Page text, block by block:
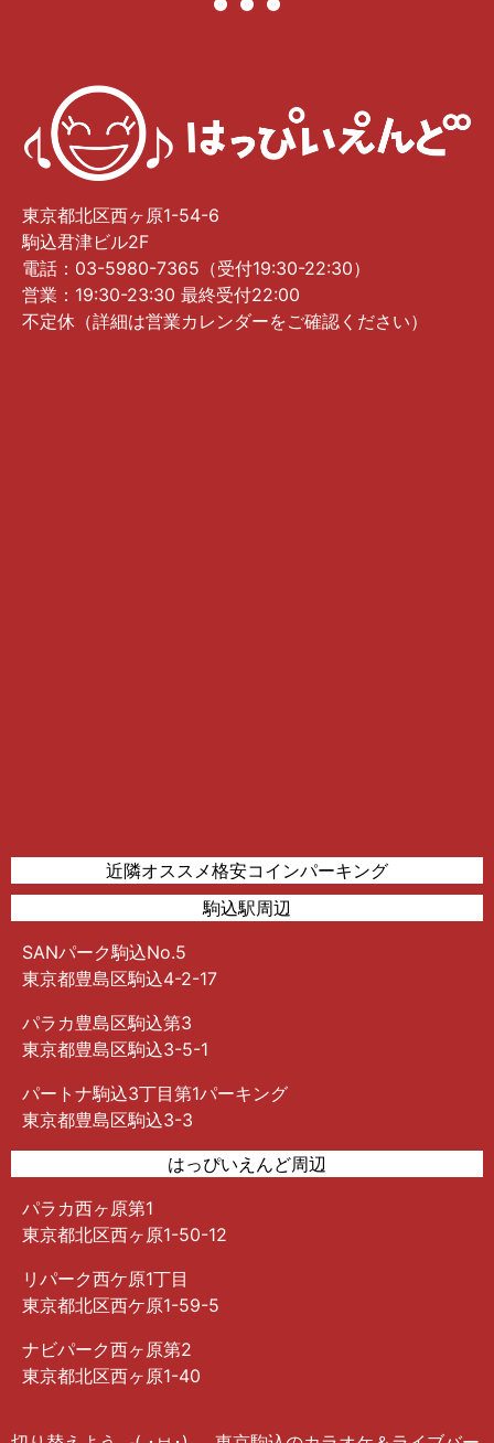
東京都北区西ヶ原1-54-6
駒込君津ビル2F
電話：03-5980-7365（受付19:30-22:30）
営業：19:30-23:30 最終受付22:00
不定休（詳細は営業カレンダーをご確認ください）
近隣オススメ格安コインパーキング
駒込駅周辺
SANパーク駒込No.5
東京都豊島区駒込4-2-17
パラカ豊島区駒込第3
東京都豊島区駒込3-5-1
パートナ駒込3丁目第1パーキング
東京都豊島区駒込3-3
はっぴいえんど周辺
パラカ西ヶ原第1
東京都北区西ヶ原1-50-12
リパーク西ケ原1丁目
東京都北区西ケ原1-59-5
ナビパーク西ヶ原第2
東京都北区西ヶ原1-40